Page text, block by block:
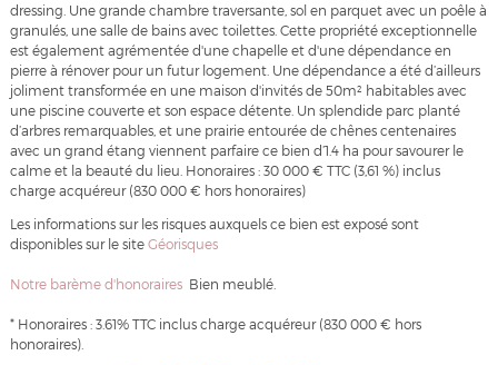
dressing. Une grande chambre traversante, sol en parquet avec un poêle à
granulés, une salle de bains avec toilettes. Cette propriété exceptionnelle
est également agrémentée d'une chapelle et d'une dépendance en
pierre à rénover pour un futur logement. Une dépendance a été d’ailleurs
joliment transformée en une maison d'invités de 50m² habitables avec
une piscine couverte et son espace détente. Un splendide parc planté
d’arbres remarquables, et une prairie entourée de chênes centenaires
avec un grand étang viennent parfaire ce bien d’1.4 ha pour savourer le
calme et la beauté du lieu. Honoraires : 30 000 € TTC (3,61 %) inclus
charge acquéreur (830 000 € hors honoraires)
Les informations sur les risques auxquels ce bien est exposé sont
disponibles sur le site Géorisques
Notre barème d'honoraires Bien meublé.
* Honoraires : 3.61% TTC inclus charge acquéreur (830 000 € hors
honoraires).